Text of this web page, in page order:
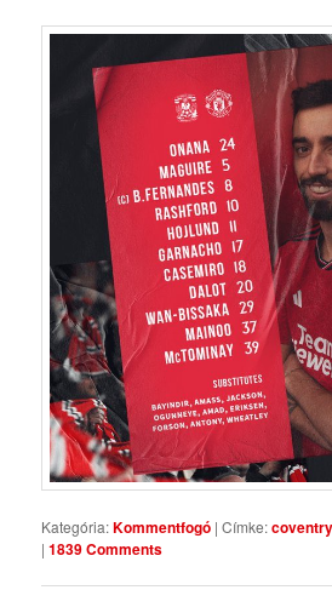
Kategória:Kommentfogó |Címke:coventry
|1839 Comments